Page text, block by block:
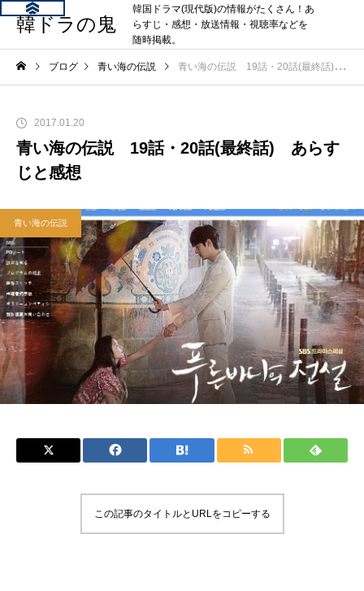
韓ドラの鬼
韓国ドラマ(現代版)の情報がたくさん！あ
らすじ・感想・放送情報・視聴率などを
随時掲載。
ブログ 青い海の伝説 青い海の伝説 19話・20話(最終話) あらすじと感想
2017.01.20
青い海の伝説 19話・20話(最終話) あらす
じと感想
青い海の伝説
この記事のタイトルとURLをコピーする